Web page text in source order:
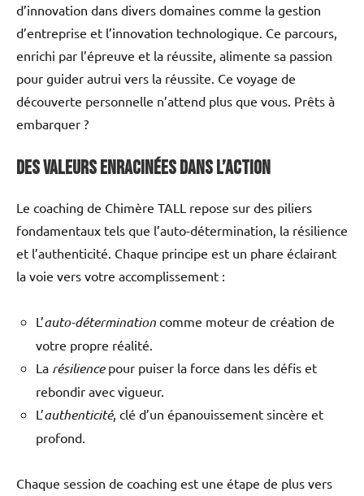
d’innovation dans divers domaines comme la gestion
d’entreprise et l’innovation technologique. Ce parcours,
enrichi par l’épreuve et la réussite, alimente sa passion
pour guider autrui vers la réussite. Ce voyage de
découverte personnelle n’attend plus que vous. Prêts à
embarquer ?
Des Valeurs Enracinées dans l’Action
Le coaching de Chimère TALL repose sur des piliers
fondamentaux tels que l’auto-détermination, la résilience
et l’authenticité. Chaque principe est un phare éclairant
la voie vers votre accomplissement :
L’auto-détermination comme moteur de création de
votre propre réalité.
La résiliencepour puiser la force dans les défis et
rebondir avec vigueur.
L’authenticité, clé d’un épanouissement sincère et
profond.
Chaque session de coaching est une étape de plus vers